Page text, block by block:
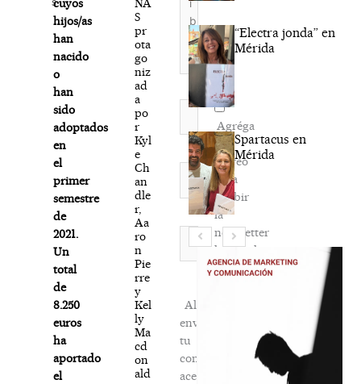
cuyos
hijos/as
han
nacido
o
han
sido
adoptados
en
el
primer
semestre
de
2021.
Un
total
de
8.250
euros
ha
aportado
el
NA
S
pr
ota
go
niz
ad
a
po
r
Kyl
e
Ch
an
dle
r,
Aa
ro
n
Pie
rre
y
Kel
ly
Ma
cd
on
ald
Nombre*
Correo
electrónico*
Web
Agréga
mi
correo
para
recibir
la
newsletter
habitual
Al
enviar
tu
comentario,
aceptas
“Electra jonda” en
Mérida
Spartacus en
Mérida